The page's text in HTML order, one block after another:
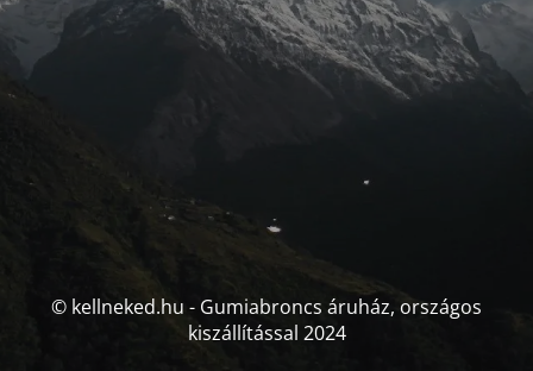
© kellneked.hu - Gumiabroncs áruház, országos
kiszállítással 2024